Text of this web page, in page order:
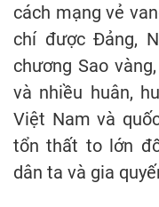
cách mạng vẻ
chí được Đảng,
chương Sao
và nhiều huân,
Việt Nam và
tổn thất to lớn
dân ta và gia